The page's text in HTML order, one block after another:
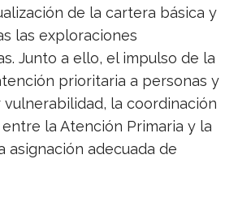
de la cartera básica y
las exploraciones
Junto a ello, el impulso de la
prioritaria a personas y
vulnerabilidad, la coordinación
la Atención Primaria y la
asignación adecuada de